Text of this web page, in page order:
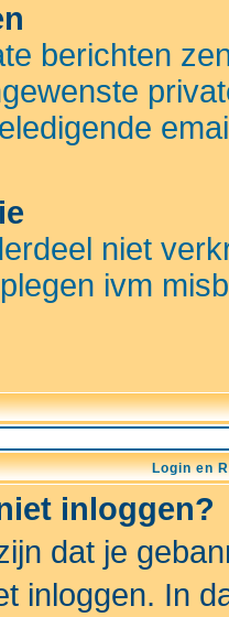
berichten
niet
ivm
Login en
inloggen?
dat je
inloggen. In